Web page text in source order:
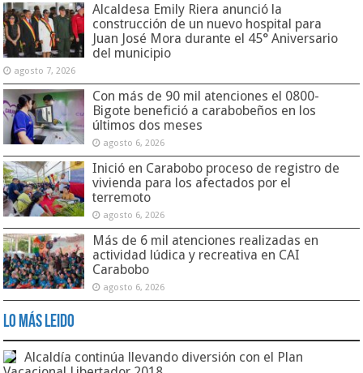
Alcaldesa Emily Riera anunció la
construcción de un nuevo hospital para
Juan José Mora durante el 45° Aniversario
del municipio
agosto 7, 2026
Con más de 90 mil atenciones el 0800-
Bigote benefició a carabobeños en los
últimos dos meses
agosto 6, 2026
Inició en Carabobo proceso de registro de
vivienda para los afectados por el
terremoto
agosto 6, 2026
Más de 6 mil atenciones realizadas en
actividad lúdica y recreativa en CAI
Carabobo
agosto 6, 2026
Lo Más Leido
Alcaldía continúa llevando diversión con el Plan